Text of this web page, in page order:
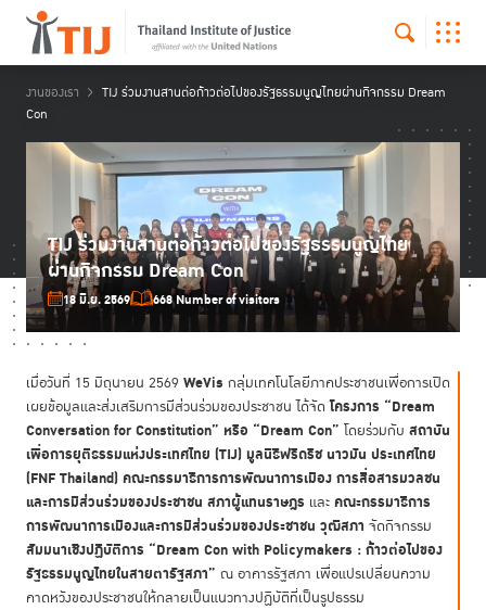
งานของเรา
TIJ ร่วมงานสานต่อก้าวต่อไปของรัฐธรรมนูญไทยผ่านกิจกรรม Dream
Con
TIJ ร่วมงานสานต่อก้าวต่อไปของรัฐธรรมนูญไทย
ผ่านกิจกรรม Dream Con
18 มิ.ย. 2569 668 Number of visitors
เมื่อวันที่ 15 มิถุนายน 2569 WeVis กลุ่มเทคโนโลยีภาคประชาชนเพื่อการเปิด
เผยข้อมูลและส่งเสริมการมีส่วนร่วมของประชาชน ได้จัดโครงการ “Dream
Conversation for Constitution” หรือ “Dream Con” โดยร่วมกับ สถาบัน
เพื่อการยุติธรรมแห่งประเทศไทย (TIJ) มูลนิธิฟรีดริช นาวมัน ประเทศไทย
(FNF Thailand) คณะกรรมาธิการการพัฒนาการเมือง การสื่อสารมวลชน
และการมีส่วนร่วมของประชาชน​ สภาผู้แทนราษฎร และ คณะกรรมาธิการ
การพัฒนาการเมืองและการมีส่วนร่วมของประชาชน วุฒิสภา จัดกิจกรรม
สัมมนาเชิงปฏิบัติการ “Dream Con with Policymakers : ก้าวต่อไปของ
รัฐธรรมนูญไทยในสายตารัฐสภา” ณ อาคารรัฐสภา เพื่อแปรเปลี่ยนความ
คาดหวังของประชาชนให้กลายเป็นแนวทางปฏิบัติที่เป็นรูปธรรม